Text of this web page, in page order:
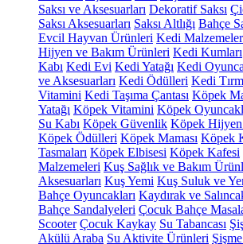
Saksı ve Aksesuarları Dekoratif Saksı
Saksı Aksesuarları Saksı Altlığı Bahçe
Evcil Hayvan Ürünleri Kedi
Hijyen ve Bakım Ürünleri Kedi Kumları
Kabı Kedi Evi Kedi Yatağı Kedi
ve Aksesuarları Kedi Ödülleri Kedi
Vitamini Kedi Taşıma Çantası Köpek
Yatağı Köpek Vitamini Köpek
Su Kabı Köpek Güvenlik Köpek Hijyen
Köpek Ödülleri Köpek Maması Köpek
Tasmaları Köpek Elbisesi Köpek Kafesi
Malzemeleri Kuş Sağlık ve Bakım
Aksesuarları Kuş Yemi Kuş Suluk ve
Bahçe Oyuncakları Kaydırak ve
Bahçe Sandalyeleri Çocuk Bahçe
Scooter Çocuk Kaykay Su Tabancası
Akülü Araba Su Aktivite Ürünleri